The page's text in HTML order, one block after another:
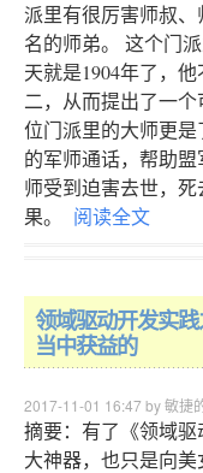
派里有很厉害师叔
名的师弟。 这个门
天就是1904年了，
二，从而提出了一
位门派里的大师更
的军师通话，帮助
师受到迫害去世，
果。
阅读全文
领域驱动开发实
当中获益的
2017-11-01 16:47 by 敏捷
摘要：有了《领域
大神器，也只是向美